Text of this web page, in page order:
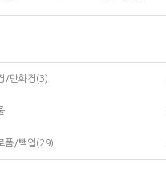
/만화경(3)
폼/빽업(29)